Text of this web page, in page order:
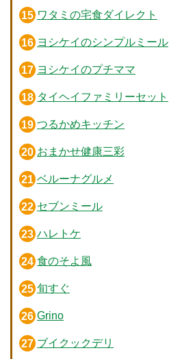
ワタミの宅食ダイレクト
ヨシケイのシンプルミール
ヨシケイのプチママ
タイヘイファミリーセット
つるかめキッチン
おまかせ健康三彩
ベルーナグルメ
セブンミール
ハレトケ
食のそよ風
旬すぐ
Grino
ブイクックデリ